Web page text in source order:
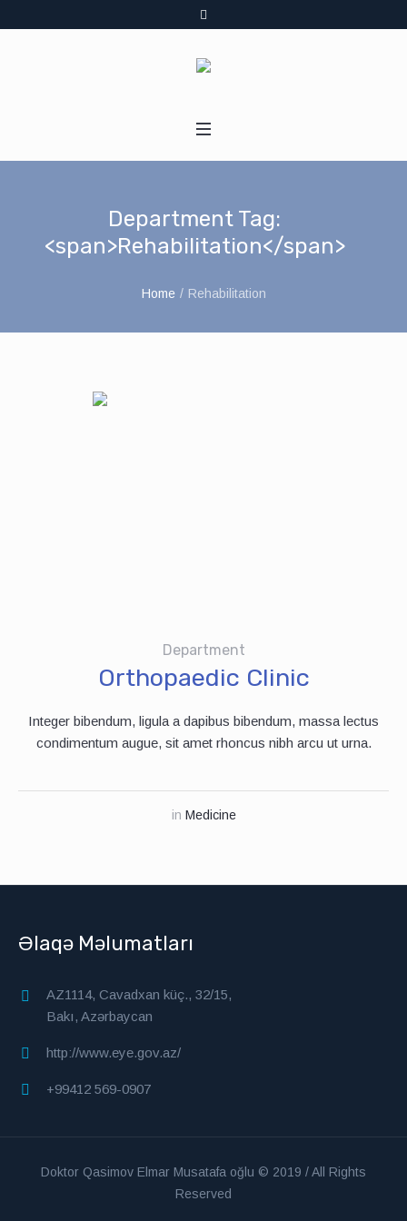
Department Tag:
<span>Rehabilitation</span>
Home / Rehabilitation
Department
Orthopaedic Clinic
Integer bibendum, ligula a dapibus bibendum, massa lectus
condimentum augue, sit amet rhoncus nibh arcu ut urna.
in Medicine
Əlaqə Məlumatları
AZ1114, Cavadxan küç., 32/15,
Bakı, Azərbaycan
http://www.eye.gov.az/
+99412 569-0907
Doktor Qasimov Elmar Musatafa oğlu © 2019 / All Rights
Reserved